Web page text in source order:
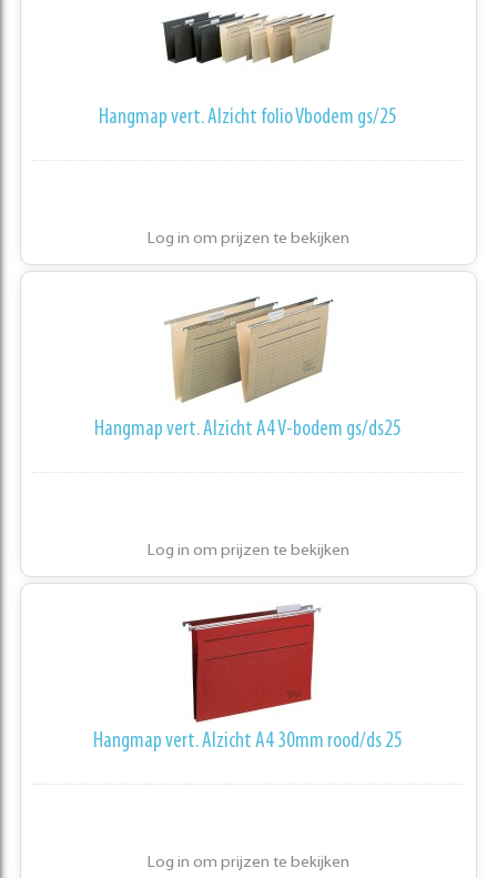
Hangmap vert. Alzicht folio Vbodem gs/25
Log in om prijzen te bekijken
Hangmap vert. Alzicht A4 V-bodem gs/ds25
Log in om prijzen te bekijken
Hangmap vert. Alzicht A4 30mm rood/ds 25
Log in om prijzen te bekijken